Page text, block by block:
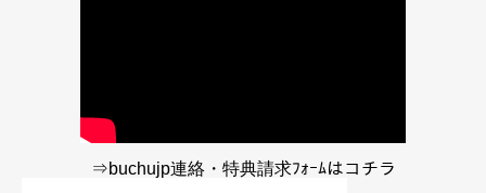
⇒buchujp連絡・特典請求ﾌｫｰﾑはコチラ